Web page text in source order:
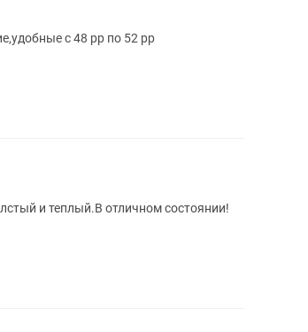
с 48 рр по 52 рр
и теплый.В отличном состоянии!